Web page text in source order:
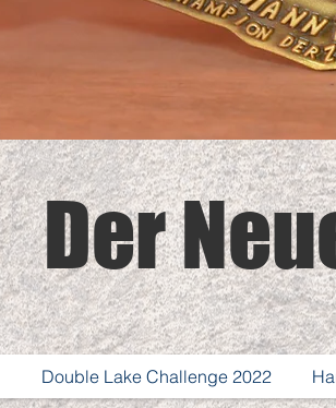
Der
Double Lake Challenge 2022